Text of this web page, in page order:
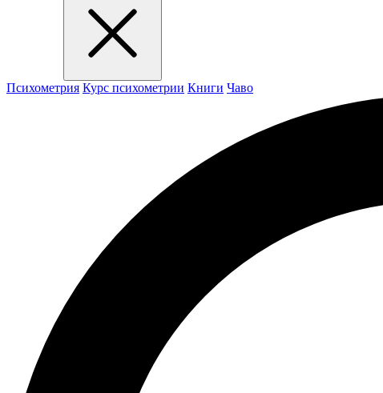
Психометрия Курс психометрии Книги Чаво